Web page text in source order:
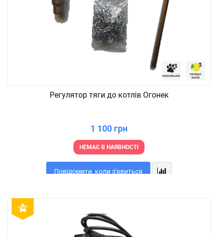
Регулятор тяги до котлів Огонек
1 100 грн
НЕМАЄ В НАЯВНОСТІ
Повідомити, коли з'явиться